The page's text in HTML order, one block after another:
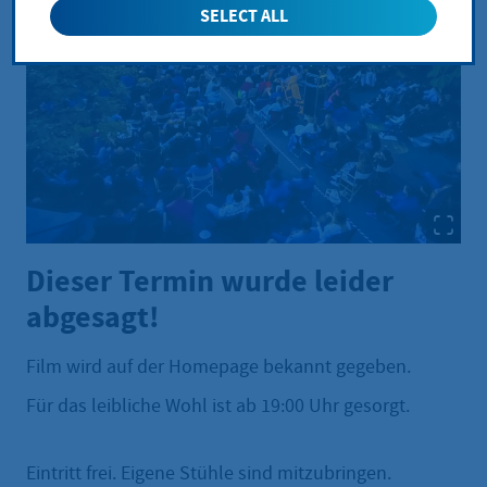
Dieser Termin wurde leider
abgesagt!
Film wird auf der Homepage bekannt gegeben.
Für das leibliche Wohl ist ab 19:00 Uhr gesorgt.
Eintritt frei. Eigene Stühle sind mitzubringen.
SELECT ALL